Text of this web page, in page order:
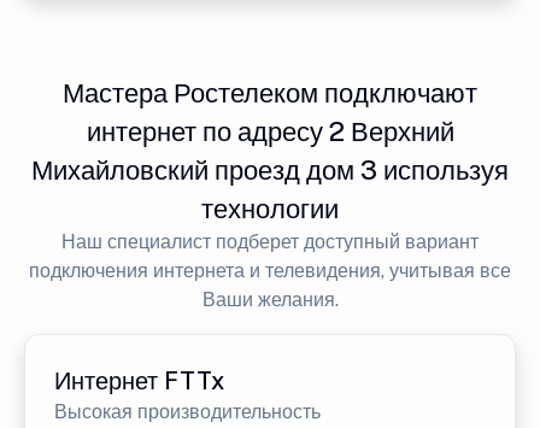
Мастера Ростелеком подключают
интернет по адресу 2 Верхний
Михайловский проезд дом 3 используя
технологии
Наш специалист подберет доступный вариант
подключения интернета и телевидения, учитывая все
Ваши желания.
Интернет FTTx
Высокая производительность